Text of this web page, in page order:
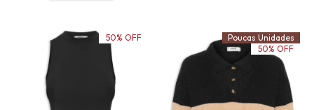
50% OFF
Poucas Unidades
50% OFF